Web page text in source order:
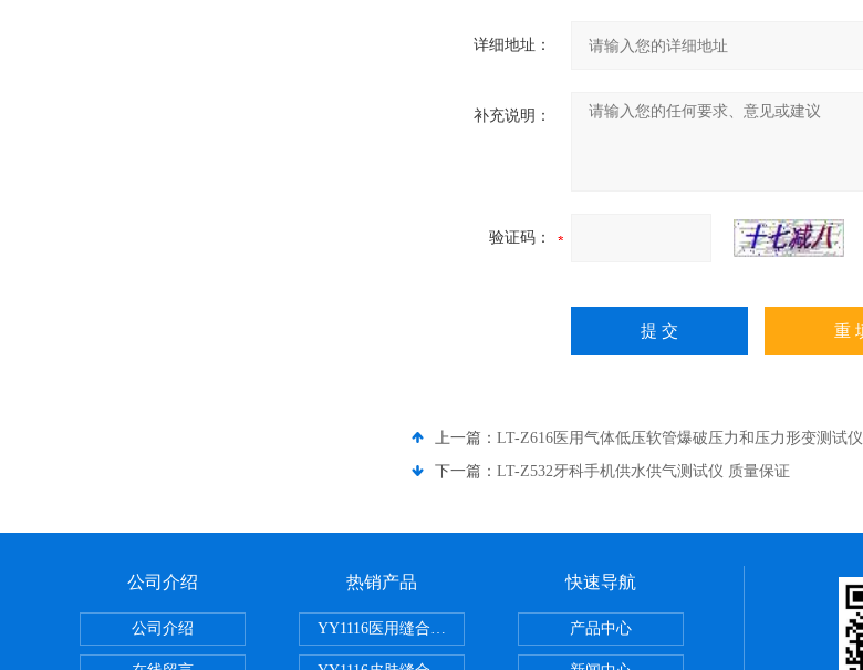
详细地址：
补充说明：
验证码：
上一篇： LT-Z616医用气体低压软管爆破压力和压力形变测试仪
下一篇： LT-Z532牙科手机供水供气测试仪 质量保证
公司介绍
公司介绍
热销产品
YY1116医用缝合线线径试验仪
快速导航
产品中心